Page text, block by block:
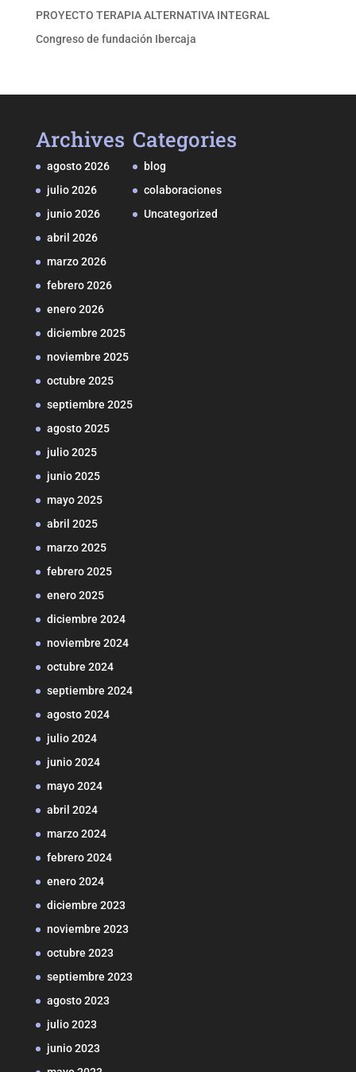
PROYECTO TERAPIA ALTERNATIVA INTEGRAL
Congreso de fundación Ibercaja
Archives
agosto 2026
julio 2026
junio 2026
abril 2026
marzo 2026
febrero 2026
enero 2026
diciembre 2025
noviembre 2025
octubre 2025
septiembre 2025
agosto 2025
julio 2025
junio 2025
mayo 2025
abril 2025
marzo 2025
febrero 2025
enero 2025
diciembre 2024
noviembre 2024
octubre 2024
septiembre 2024
agosto 2024
julio 2024
junio 2024
mayo 2024
abril 2024
marzo 2024
febrero 2024
enero 2024
diciembre 2023
noviembre 2023
octubre 2023
septiembre 2023
agosto 2023
julio 2023
junio 2023
Categories
blog
colaboraciones
Uncategorized